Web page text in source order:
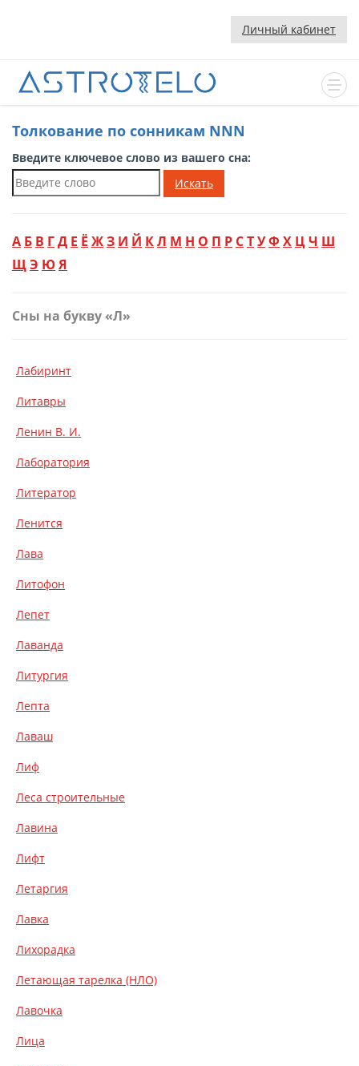
Личный кабинет
Толкование по сонникам NNN
Введите ключевое слово из вашего сна:
Искать
А Б В ГД Е Ё ЖЗ И Й КЛ М Н О П Р СТУФ Х ЦЧ Ш
ЩЭ ЮЯ
Сны на букву «Л»
Лабиринт
Литавры
Ленин В. И.
Лаборатория
Литератор
Ленится
Лава
Литофон
Лепет
Лаванда
Литургия
Лепта
Лаваш
Лиф
Леса строительные
Лавина
Лифт
Летаргия
Лавка
Лихорадка
Летающая тарелка (НЛО)
Лавочка
Лица